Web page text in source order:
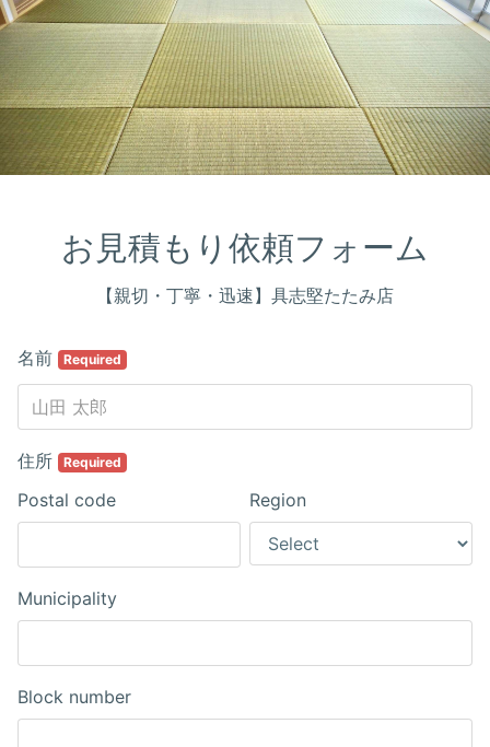
お見積もり依頼フォーム
【親切・丁寧・迅速】具志堅たたみ店
名前 Required
住所 Required
Postal code Region
Municipality
Block number